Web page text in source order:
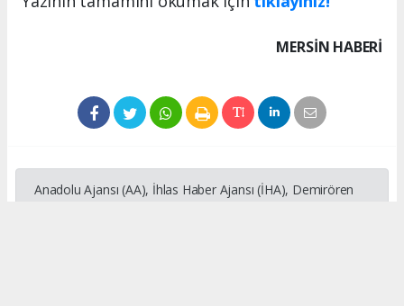
MERSIN HABERİ
Anadolu Ajansı (AA), İhlas Haber Ajansı (İHA), Demirören